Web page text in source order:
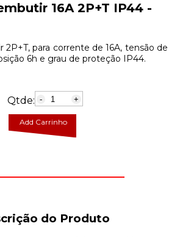
16A 2P+T IP44 -
para corrente de 16A, tensão de
6h e grau de proteção IP44.
Qtde: - +
Add Carrinho
do Produto